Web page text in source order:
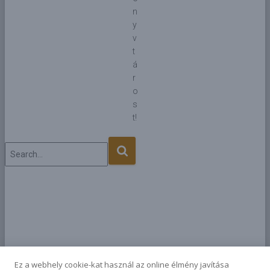
n
y
v
t
á
r
o
s
t!
Ez a webhely cookie-kat használ az online élmény javítása